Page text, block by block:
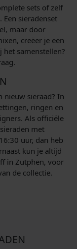
sets of zelf
sieradenset
maar door
creëer je een
samenstellen?
nieuw sieraad? In
ringen en
Als officiële
met
uur, dan heb
kun je altijd
in Zutphen, voor
de collectie.